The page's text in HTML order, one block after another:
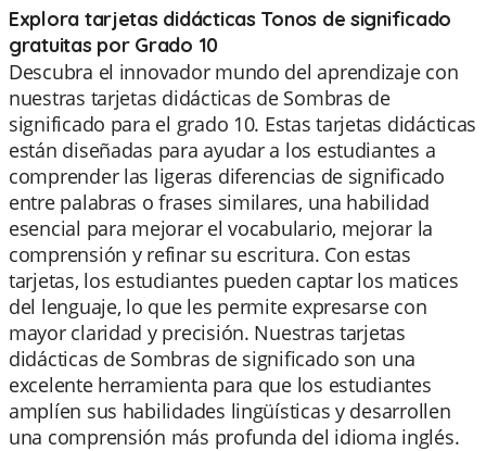
Explora tarjetas didácticas Tonos de significado
gratuitas por Grado 10
Descubra el innovador mundo del aprendizaje con
nuestras tarjetas didácticas de Sombras de
significado para el grado 10. Estas tarjetas didácticas
están diseñadas para ayudar a los estudiantes a
comprender las ligeras diferencias de significado
entre palabras o frases similares, una habilidad
esencial para mejorar el vocabulario, mejorar la
comprensión y refinar su escritura. Con estas
tarjetas, los estudiantes pueden captar los matices
del lenguaje, lo que les permite expresarse con
mayor claridad y precisión. Nuestras tarjetas
didácticas de Sombras de significado son una
excelente herramienta para que los estudiantes
amplíen sus habilidades lingüísticas y desarrollen
una comprensión más profunda del idioma inglés.